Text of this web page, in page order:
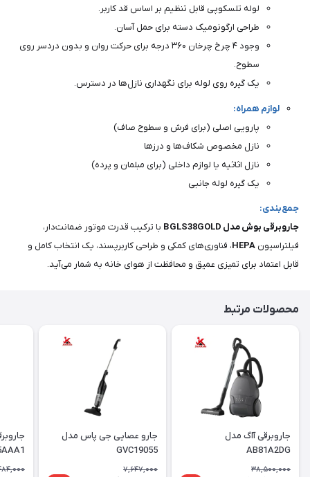
لوله تلسکوپی قابل تنظیم بر اساس قد کاربر.
طراحی ارگونومیک دسته برای حمل آسان.
وجود ۴ چرخ چرخان ۳۶۰ درجه برای حرکت روان و بدون دردسر روی
سطوح.
یک گیره روی لوله برای نگهداری نازل‌ها در دسترس.
لوازم همراه:
پارویی اصلی (برای فرش و سطوح صاف)
نازل مخصوص شکاف‌ها و درزها
نازل اثاثیه یا لوازم داخلی (برای مبلمان و پرده)
یک گیره لوله جانبی
جمع‌بندی:
جاروبرقی بوش مدل BGLS38GOLD
با ترکیب قدرت موتور ضمانت‌دار،
فیلتراسیون HEPA، فناوری‌های کمکی و طراحی کاربرپسند، یک انتخاب کامل و
قابل اعتماد برای تمیزی عمیق و محافظت از هوای خانه به شمار می‌آید.
محصولات مرتبط
جاروبرقی آاگ مدل
AB81A2DG
38,500,000
جارو عصایی جی پاس مدل
GVC19055
7,647,000